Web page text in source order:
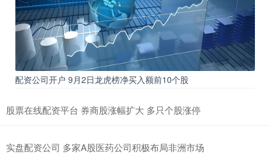
配资公司开户 9月2日龙虎榜净买入额前10个股
股票在线配资平台 券商股涨幅扩大 多只个股涨停
实盘配资公司 多家A股医药公司积极布局非洲市场